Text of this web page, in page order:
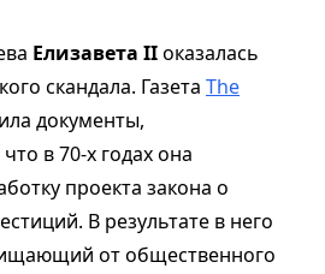
Елизавета IIоказалась
скандала. Газета The
документы,
в 70-х годах она
проекта закона о
В результате в него
от общественного